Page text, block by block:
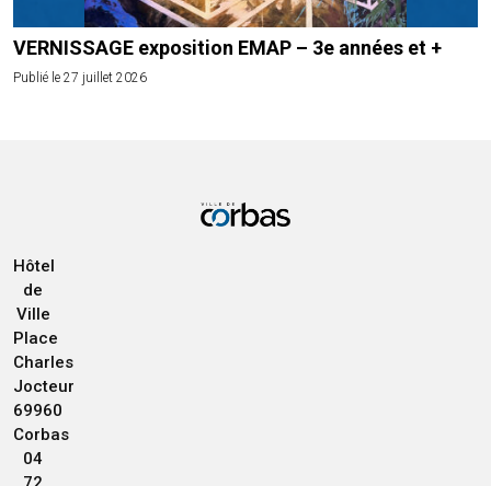
VERNISSAGE exposition EMAP – 3e années et +
Publié le 27 juillet 2026
Hôtel
de
Ville
Place
Charles
Jocteur
69960
Corbas
04